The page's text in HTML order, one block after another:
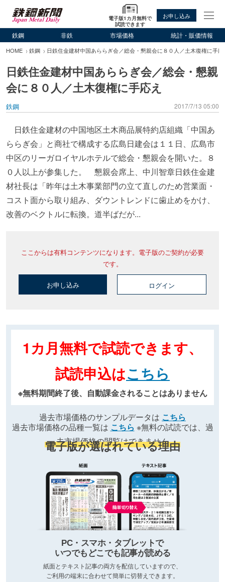
電子版1カ月無料で
試読できます
お申し込み
鉄鋼 非鉄 市場価格 統計・販価情報
HOME 鉄鋼 日鉄住金建材中国あららぎ会／総会・懇親会に８０人／土木復権に手応
日鉄住金建材中国あららぎ会／総会・懇親
会に８０人／土木復権に手応え
鉄鋼 2017/7/13 05:00
日鉄住金建材の中国地区土木商品展特約店組織「中国あ
ららぎ会」と商社で構成する広島日建会は１１日、広島市
中区のリーガロイヤルホテルで総会・懇親会を開いた。８
０人以上が参集した。 懇親会席上、中川智章日鉄住金建
材社長は「昨年は土木事業部門の立て直しのため営業面・
コスト面から取り組み、ダウントレンドに歯止めをかけ、
改善のベクトルに転換。道半ばだが...
ここからは有料コンテンツになります。電子版のご契約が必要
です。
お申し込み ログイン
1カ月無料で試読できます、
試読申込はこちら
※無料期間終了後、自動課金されることはありません
過去市場価格のサンプルデータは こちら
過去市場価格の品種一覧は こちら ※無料の試読では、過
去市場価格の閲覧はできません
電子版が選ばれている理由
PC・スマホ・タブレットで
いつでもどこでも記事が読める
紙面とテキスト記事の両方を配信していますので、
ご利用の端末に合わせて簡単に切替えできます。